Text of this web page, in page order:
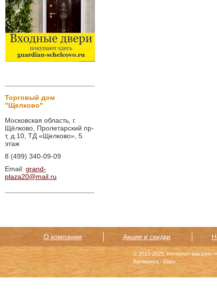
Торговый дом
"Щелково"
Московская область, г.
Щёлково, Пролетарский пр-
т, д.10, ТД «Щелково», 5
этаж
8 (499) 340-09-09
Email: grand-
plaza20@mail.ru
О компании Акции и скидки
© 2013-2025, Интернет-магазин
Балашиха - Евро